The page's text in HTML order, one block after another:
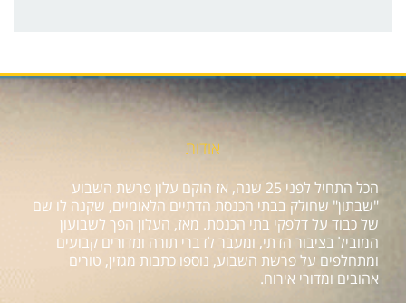
אודות
הכל התחיל לפני 25 שנה, אז הוקם עלון פרשת השבוע
"שבתון" שחולק בבתי הכנסת הדתיים הלאומיים, שקנה לו שם
של כבוד על דלפקי בתי הכנסת. מאז, העלון הפך לשבועון
המוביל בציבור הדתי, ומעבר לדברי תורה ומדורים קבועים
ומתחלפים על פרשת השבוע, נוספו כתבות מגזין, טורים
אהובים ומדורי אירוח.